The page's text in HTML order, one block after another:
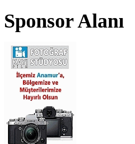
Sponsor Alanı